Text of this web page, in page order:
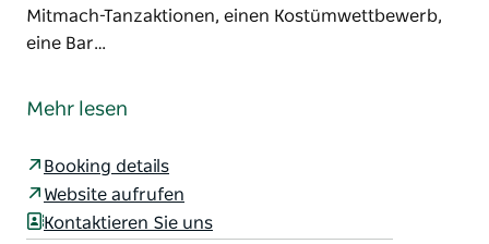
Mitmach-Tanzaktionen, einen Kostümwettbewerb,
eine Bar…
pur an Halloween. Dieses Jahr steht alles unter dem
Vom ersten DJ-Drop an entführen sie euch in eine
Welt aus mitreißenden Beats, surrealen Statuen,
Walking Acts, Live-Bands, Preisen und interaktiven
Mehr lesen
Booking details
Website aufrufen
Kontaktieren Sie uns